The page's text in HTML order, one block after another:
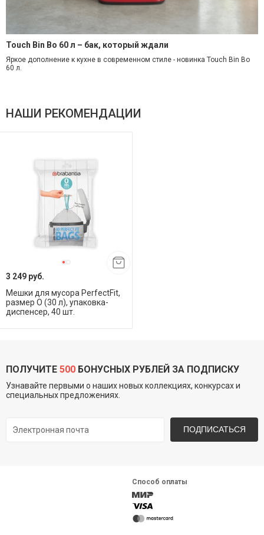
Touch Bin Bo 60 л – бак, который ждали
Яркое дополнение к кухне в современном стиле - новинка Touch Bin Bo
60 л.
НАШИ РЕКОМЕНДАЦИИ
3 249 руб.
Мешки для мусора PerfectFit,
размер O (30 л), упаковка-
диспенсер, 40 шт.
ПОЛУЧИТЕ 500 БОНУСНЫХ РУБЛЕЙ ЗА ПОДПИСКУ
Узнавайте первыми о наших новых коллекциях, конкурсах и
специальных предложениях.
ПОДПИСАТЬСЯ
Способ оплаты